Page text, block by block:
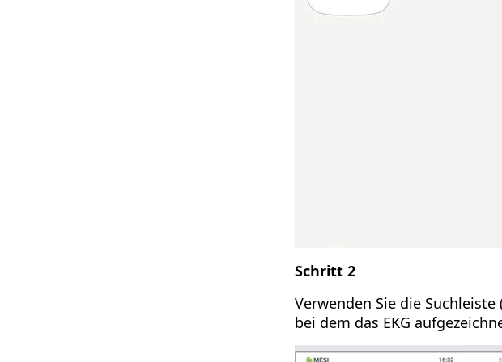
Schritt 2
Verwenden Sie die
bei dem das EKG